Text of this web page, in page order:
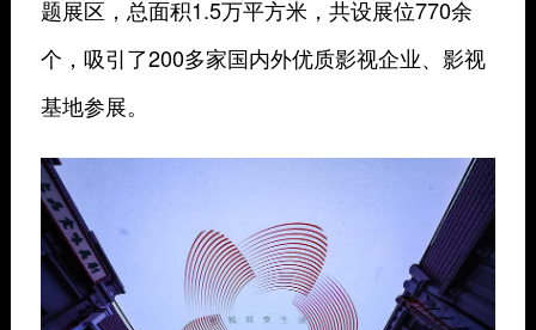
题展区，总面积1.5万平方米，共设展位770余
个，吸引了200多家国内外优质影视企业、影视
基地参展。